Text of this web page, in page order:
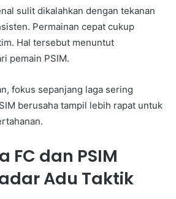
sulit dikalahkan dengan tekanan
Permainan cepat cukup
Hal tersebut menuntut
pemain PSIM.
fokus sepanjang laga sering
berusaha tampil lebih rapat untuk
FC dan PSIM
Adu Taktik